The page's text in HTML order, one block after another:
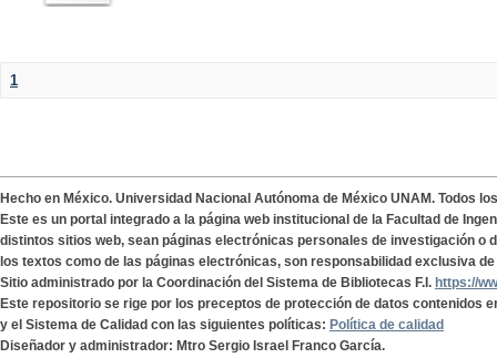
1
Hecho en México. Universidad Nacional Autónoma de México UNAM. Todos
Este es un portal integrado a la página web institucional de la Facultad de
distintos sitios web, sean páginas electrónicas personales de investigación o
los textos como de las páginas electrónicas, son responsabilidad exclusiva
Sitio administrado por la Coordinación del Sistema de Bibliotecas F.I. https://
Este repositorio se rige por los preceptos de protección de datos contenidos
y el Sistema de Calidad con las siguientes políticas: Política de calidad
Diseñador y administrador: Mtro Sergio Israel Franco García.